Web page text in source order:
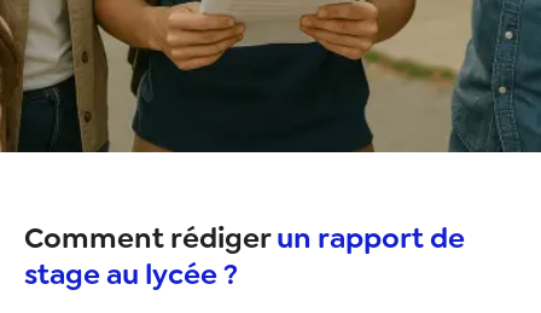
Comment rédigerun rapport de
stage au lycée ?